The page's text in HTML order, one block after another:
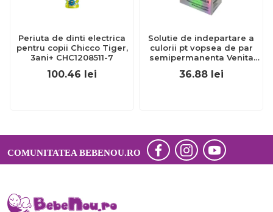
Periuta de dinti electrica
pentru copii Chicco Tiger,
3ani+ CHC1208511-7
100.46 lei
Solutie de indepartare a
culorii pt vopsea de par
semipermanenta Venita
Hair Color Remover, 115ml
15 ml
36.88 lei
COMUNITATEA BEBENOU.RO